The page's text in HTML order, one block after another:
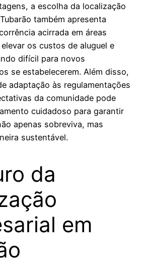
a escolha da localização
também apresenta
acirrada em áreas
os custos de aluguel e
difícil para novos
se estabelecerem. Além disso,
adaptação às regulamentações
da comunidade pode
cuidadoso para garantir
apenas sobreviva, mas
sustentável.
da
em